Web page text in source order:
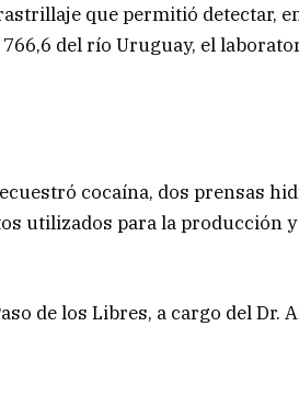
que permitió detectar,
del río Uruguay, el
cocaína, dos prensas
utilizados para la producción
de los Libres, a cargo del Dr.